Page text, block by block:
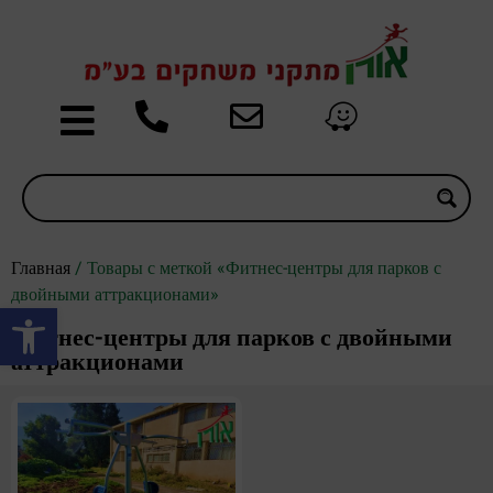
Открыть панель инструментов
Главная/ Товары с меткой «Фитнес-центры для парков с
двойными аттракционами»
Фитнес-центры для парков с двойными
аттракционами